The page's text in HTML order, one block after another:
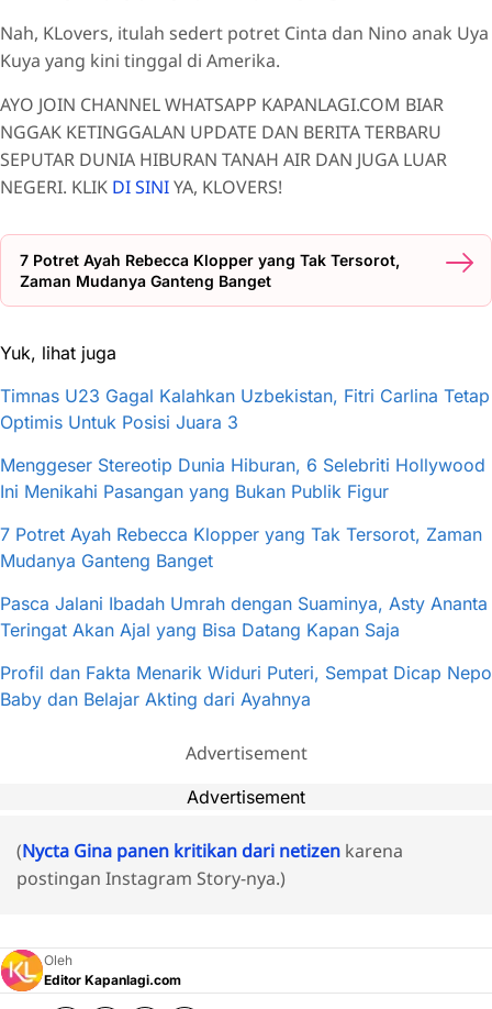
Nah, KLovers, itulah sedert potret Cinta dan Nino anak Uya
Kuya yang kini tinggal di Amerika.
AYO JOIN CHANNEL WHATSAPP KAPANLAGI.COM BIAR
NGGAK KETINGGALAN UPDATE DAN BERITA TERBARU
SEPUTAR DUNIA HIBURAN TANAH AIR DAN JUGA LUAR
NEGERI. KLIK DI SINIYA, KLOVERS!
7 Potret Ayah Rebecca Klopper yang Tak Tersorot,
Zaman Mudanya Ganteng Banget
Yuk, lihat juga
Timnas U23 Gagal Kalahkan Uzbekistan, Fitri Carlina Tetap
Optimis Untuk Posisi Juara 3
Menggeser Stereotip Dunia Hiburan, 6 Selebriti Hollywood
Ini Menikahi Pasangan yang Bukan Publik Figur
7 Potret Ayah Rebecca Klopper yang Tak Tersorot, Zaman
Mudanya Ganteng Banget
Pasca Jalani Ibadah Umrah dengan Suaminya, Asty Ananta
Teringat Akan Ajal yang Bisa Datang Kapan Saja
Profil dan Fakta Menarik Widuri Puteri, Sempat Dicap Nepo
Baby dan Belajar Akting dari Ayahnya
Advertisement
Advertisement
(Nycta Gina panen kritikan dari netizen karena
postingan Instagram Story-nya.)
Oleh
Editor Kapanlagi.com